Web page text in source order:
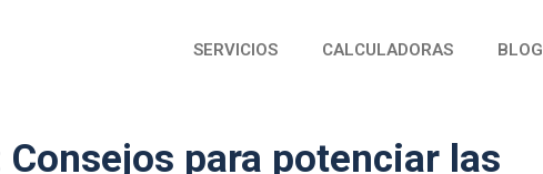
SERVICIOS CALCULADORAS BLOG
para potenciar las